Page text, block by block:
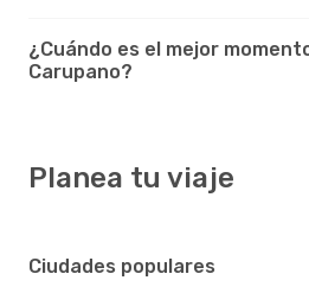
¿Cuándo es el mejor
Carupano?
Planea tu viaje
Ciudades populares